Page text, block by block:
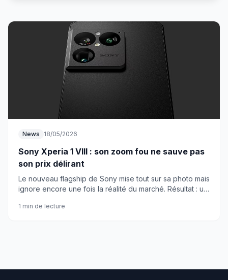
News 18/05/2026
Sony Xperia 1 VIII : son zoom fou ne sauve pas
son prix délirant
Le nouveau flagship de Sony mise tout sur sa photo mais
ignore encore une fois la réalité du marché. Résultat : un
1 min de lecture